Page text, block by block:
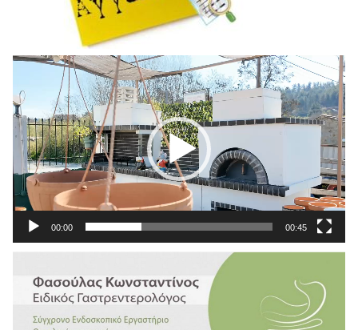
Πρόγραμμα
Αναπαραγωγής
Βίντεο
00:00 00:45